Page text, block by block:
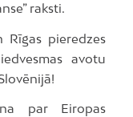
raksti.
Rīgas pieredzes
avotu
par Eiropas